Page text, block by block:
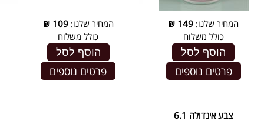
המחיר שלנו: 149
₪
כולל משלוח
הוסף לסל
פרטים נוספים
המחיר שלנו:109
₪
כולל משלוח
הוסף לסל
פרטים נוספים
צבע אינדולה 6.1